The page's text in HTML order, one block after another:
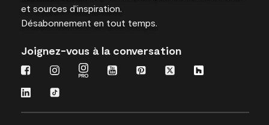
et sources d’inspiration.
Désabonnement en tout temps.
Joignez-vous à la conversation